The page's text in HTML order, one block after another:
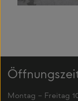
Montag – Freitag